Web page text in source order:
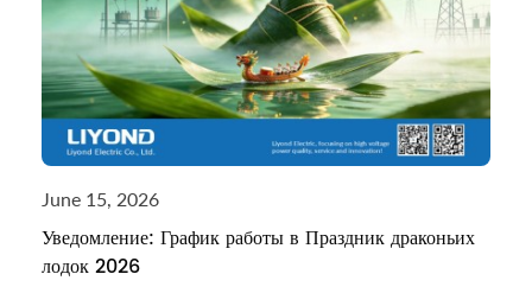
June 15, 2026
Уведомление: График работы в Праздник драконьих
лодок 2026